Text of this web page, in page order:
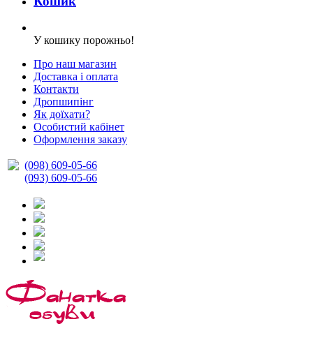
У кошику порожньо!
Про наш магазин
Доставка і оплата
Контакти
Дропшипінг
Як доїхати?
Особистий кабінет
Оформлення заказу
(098) 609-05-66
(093) 609-05-66